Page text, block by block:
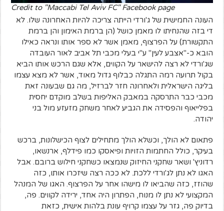
Credit to "Maccabi Tel Aviv FC" Facebook page
העונה החמישית של ג'ורדי הייתה צריכה להיות האחרונה שלו. לא
די בזה שהנחיתו לו מאמן כושל (הן ברמת האימון והן ברמת
התקשורת) על הפרצוף, מאמן אשר לא ספר אותו ונראה כאילו
הובא כ-"אצבע לעין" ע"י בעלי מכבי תל אביב לאור העובדה
שג'ורדי לא רצה להישאר על הקווים, אלא שגם הרכש אותו הביא
בקול תרועה רמה התגלה כבלוף גדול מאוד, אשר לא מצא עצמו
בליגה הישראלית ולאחרונה חזר לברזיל, מה גם שבעונה זאת
מכבי כבר התרסקה במאבק האליפות בשלב מוקדם יחסית
בפלייאוף והפסידה את הגביע לאחר משחק מזעזע מול בני
יהודה.
פתאום לא הולך, וכשלא הולך מתחילים לצוף הכישלונות, ברכש
בעיקר, כולל החתמות הזויות ופיאסקו כמו פידלף, ארנשאו,
רדוניץ' ושאר שחקני החיזוק שנמצאו כשחקני חילוש ברובם. אבל
האגו לא נתן לג'ורדי ללכת. לא ככה רצה שיזכרו אותו, כזה
שהוזז, כזה שהביאו לו מישהו אחר על הפרצוף. האגו של המנהל
המקצועי לא נתן לו מנוח, הפתרון היה אחד, ירידה לקווים. פה,
בדיוק פה, גזר על עצמו קרויף עונת בלהות אישית, כזאת